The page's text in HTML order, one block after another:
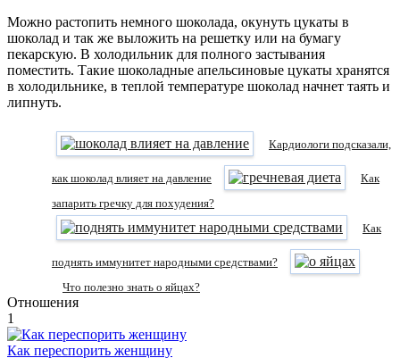
Можно растопить немного шоколада, окунуть цукаты в
шоколад и так же выложить на решетку или на бумагу
пекарскую. В холодильник для полного застывания
поместить. Такие шоколадные апельсиновые цукаты хранятся
в холодильнике, в теплой температуре шоколад начнет таять и
липнуть.
Кардиологи подсказали,
как шоколад влияет на давление
Как
запарить гречку для похудения?
Как
поднять иммунитет народными средствами?
Что полезно знать о яйцах?
Отношения
1
Как переспорить женщину